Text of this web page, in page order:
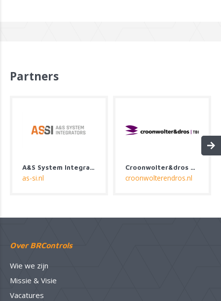
Partners
A&S System Integrators
as-si.nl
Croonwolter&dros B.V.
croonwolterendros.nl
Over BRControls
Wie we zijn
Missie & Visie
Vacatures